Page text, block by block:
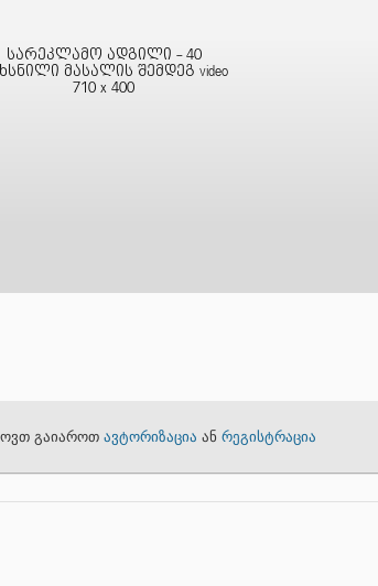
სარეკლამო ადგილი - 40
მასალის შემდეგ video
710 x 400
გაიაროთ ავტორიზაცია ან რეგისტრაცია